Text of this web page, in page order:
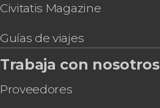
Civitatis Magazine
Guías de viajes
Trabaja con nosotros
Proveedores